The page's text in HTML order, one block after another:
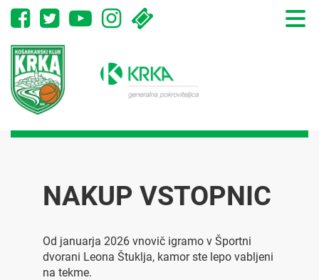
Toggle
NAKUP VSTOPNIC
Od januarja 2026 vnovič igramo v Športni
dvorani Leona Štuklja, kamor ste lepo vabljeni
na tekme.